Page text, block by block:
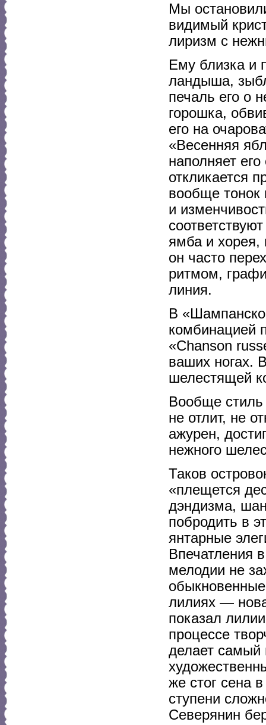
Мы
видимый
лиризм с
Ему близка и
ландыша,
печаль его о
горошка,
его на
«Весенняя
наполняет
откликается
вообще тонок
и
ямба и
он часто
ритмом,
линия.
В
комбинацией
«Chanson
ваших ногах.
шелестящей
Вообще стиль
не отлит, не
ажурен,
нежного
Таков
«плещется
дэндизма,
побродить в
янтарные
Впечатления
мелодии не
лилиях —
показал
процессе
делает самый
же стог сена
ступени
Северянин